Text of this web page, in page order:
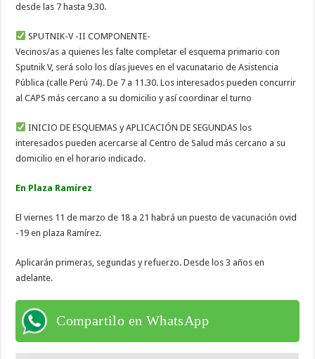
desde las 7 hasta 9.30.
SPUTNIK-V -II COMPONENTE-
Vecinos/as a quienes les falte completar el esquema primario con
Sputnik V, será solo los días jueves en el vacunatario de Asistencia
Pública (calle Perú 74). De 7 a 11.30. Los interesados pueden concurrir
al CAPS más cercano a su domicilio y así coordinar el turno
INICIO DE ESQUEMAS y APLICACIÓN DE SEGUNDAS los
interesados pueden acercarse al Centro de Salud más cercano a su
domicilio en el horario indicado.
En Plaza Ramírez
El viernes 11 de marzo de 18 a 21 habrá un puesto de vacunación ovid
-19 en plaza Ramírez.
Aplicarán primeras, segundas y refuerzo. Desde los 3 años en
adelante.
Compartilo en WhatsApp